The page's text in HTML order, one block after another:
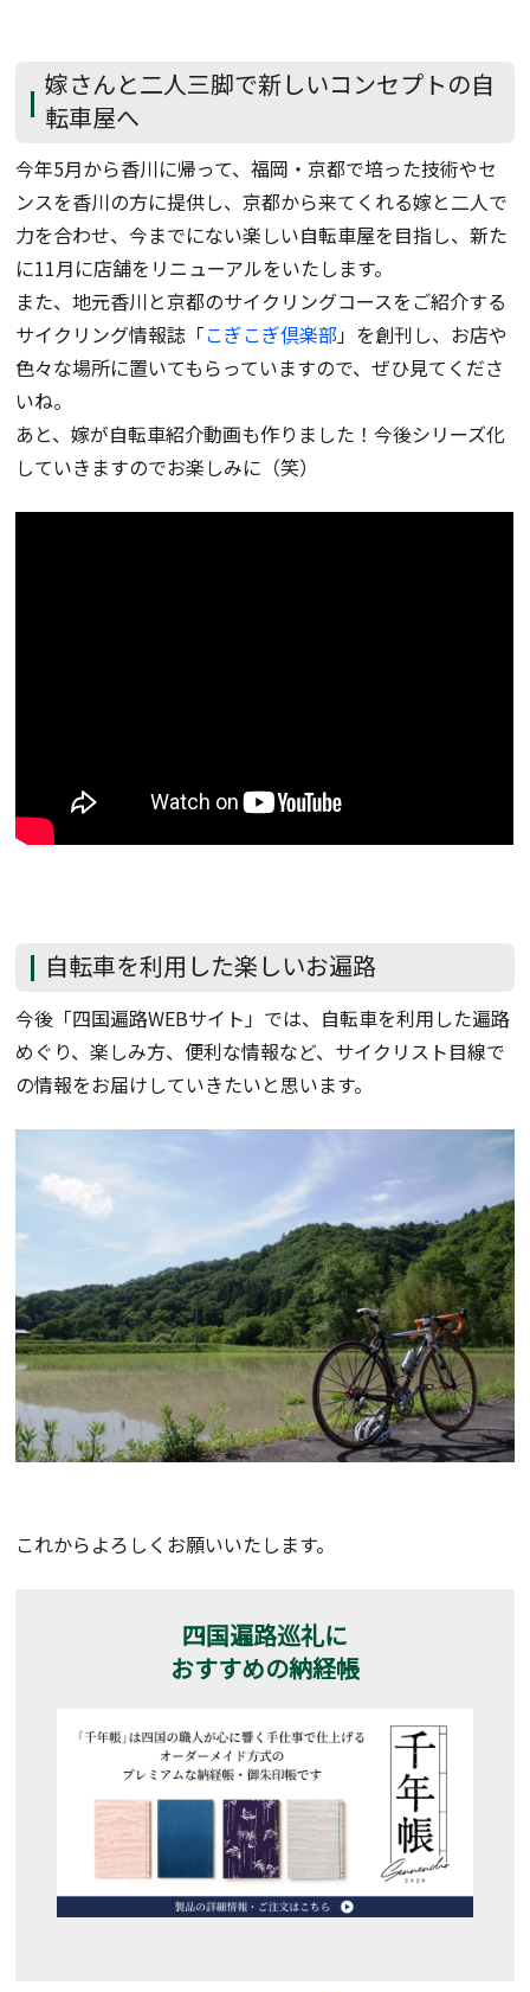
嫁さんと二人三脚で新しいコンセプトの自
転車屋へ
今年5月から香川に帰って、福岡・京都で培った技術やセ
ンスを香川の方に提供し、京都から来てくれる嫁と二人で
力を合わせ、今までにない楽しい自転車屋を目指し、新た
に11月に店舗をリニューアルをいたします。
また、地元香川と京都のサイクリングコースをご紹介する
サイクリング情報誌「こぎこぎ倶楽部」を創刊し、お店や
色々な場所に置いてもらっていますので、ぜひ見てくださ
いね。
あと、嫁が自転車紹介動画も作りました！今後シリーズ化
していきますのでお楽しみに（笑）
自転車を利用した楽しいお遍路
今後「四国遍路WEBサイト」では、自転車を利用した遍路
めぐり、楽しみ方、便利な情報など、サイクリスト目線で
の情報をお届けしていきたいと思います。
これからよろしくお願いいたします。
四国遍路巡礼に
おすすめの納経帳